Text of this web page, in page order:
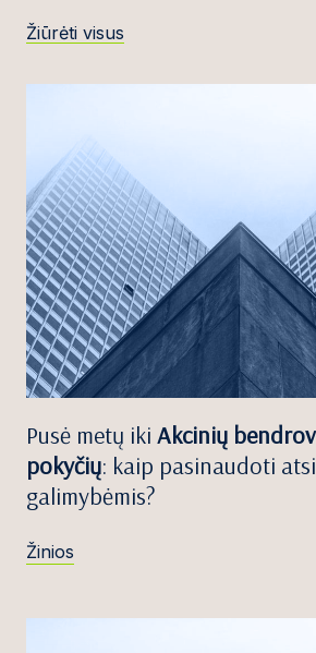
Žiūrėti visus
Pusė metų iki Akcinių
pokyčių: kaip pasinaudoti
galimybėmis?
Žinios